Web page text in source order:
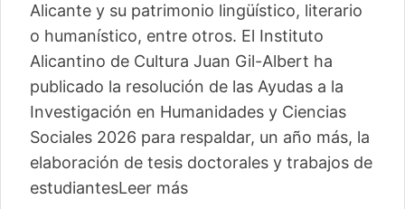
Alicante y su patrimonio lingüístico, literario
o humanístico, entre otros. El Instituto
Alicantino de Cultura Juan Gil-Albert ha
publicado la resolución de las Ayudas a la
Investigación en Humanidades y Ciencias
Sociales 2026 para respaldar, un año más, la
elaboración de tesis doctorales y trabajos de
estudiantesLeer más